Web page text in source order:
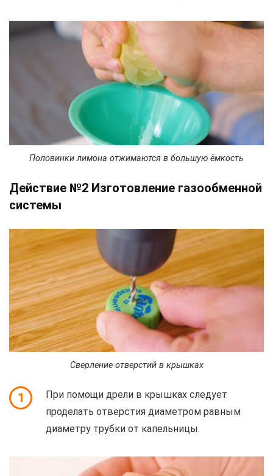
Половинки лимона отжимаются в большую ёмкость
Действие №2 Изготовление газообменной
системы
Сверление отверстий в крышках
1
При помощи дрели в крышках следует
проделать отверстия диаметром равным
диаметру трубки от капельницы.